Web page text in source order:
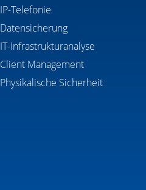
IP-Telefonie
Datensicherung
IT-Infrastrukturanalyse
Client Management
Physikalische Sicherheit